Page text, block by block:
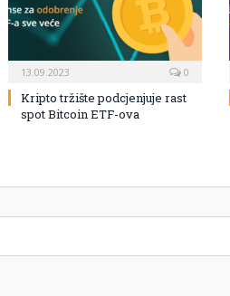
13.09.2023 0
Kripto tržište podcjenjuje rast
spot Bitcoin ETF-ova